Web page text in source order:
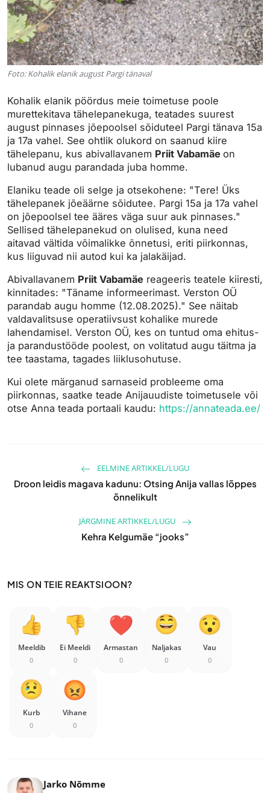
Foto: Kohalik elanik august Pargi tänaval
Kohalik elanik pöördus meie toimetuse poole
murettekitava tähelepanekuga, teatades suurest
august pinnases jõepoolsel sõiduteel Pargi tänava 15a
ja 17a vahel. See ohtlik olukord on saanud kiire
tähelepanu, kus abivallavanem Priit Vabamäe on
lubanud augu parandada juba homme.
Elaniku teade oli selge ja otsekohene: "Tere! Üks
tähelepanek jõeäärne sõidutee. Pargi 15a ja 17a vahel
on jõepoolsel tee ääres väga suur auk pinnases."
Sellised tähelepanekud on olulised, kuna need
aitavad vältida võimalikke õnnetusi, eriti piirkonnas,
kus liiguvad nii autod kui ka jalakäijad.
Abivallavanem Priit Vabamäe reageeris teatele kiiresti,
kinnitades: "Täname informeerimast. Verston OÜ
parandab augu homme (12.08.2025)." See näitab
valdavalitsuse operatiivsust kohalike murede
lahendamisel. Verston OÜ, kes on tuntud oma ehitus-
ja parandustööde poolest, on volitatud augu täitma ja
tee taastama, tagades liiklusohutuse.
Kui olete märganud sarnaseid probleeme oma
piirkonnas, saatke teade Anijauudiste toimetusele või
otse Anna teada portaali kaudu: https://annateada.ee/
EELMINE ARTIKKEL/LUGU
Droon leidis magava kadunu: Otsing Anija vallas lõppes
õnnelikult
JÄRGMINE ARTIKKEL/LUGU
Kehra Kelgumäe “jooks”
MIS ON TEIE REAKTSIOON?
Meeldib
0
Ei Meeldi
0
Armastan
0
Naljakas
0
Vau
0
Kurb
0
Vihane
0
Jarko Nõmme